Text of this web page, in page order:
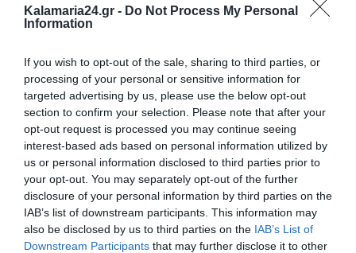
Kalamaria24.gr - Do Not Process My Personal
Information
If you wish to opt-out of the sale, sharing to third parties, or
processing of your personal or sensitive information for
targeted advertising by us, please use the below opt-out
section to confirm your selection. Please note that after your
opt-out request is processed you may continue seeing
interest-based ads based on personal information utilized by
us or personal information disclosed to third parties prior to
your opt-out. You may separately opt-out of the further
disclosure of your personal information by third parties on the
IAB’s list of downstream participants. This information may
also be disclosed by us to third parties on the IAB’s List of
Downstream Participants that may further disclose it to other